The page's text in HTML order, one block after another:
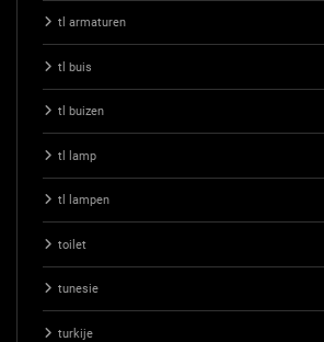
tl armaturen
tl buis
tl buizen
tl lamp
tl lampen
toilet
tunesie
turkije